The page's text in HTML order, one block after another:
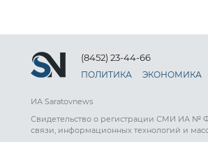
(8452) 23-44-66
ПОЛИТИКА ЭКОНОМИКА
ИА Saratovnews
Свидетельство о регистрации СМИ ИА №
связи, информационных технологий и